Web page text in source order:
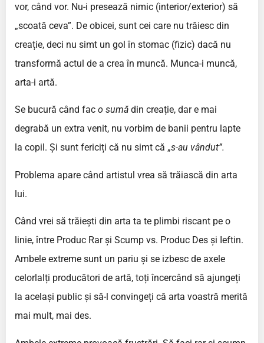
vor, când vor. Nu-i presează nimic (interior/exterior) să
„scoată ceva”. De obicei, sunt cei care nu trăiesc din
creație, deci nu simt un gol în stomac (fizic) dacă nu
transformă actul de a crea în muncă. Munca-i muncă,
arta-i artă.
Se bucură când fac o sumă din creație, dar e mai
degrabă un extra venit, nu vorbim de banii pentru lapte
la copil. Și sunt fericiți că nu simt că „s-au vândut”.
Problema apare când artistul vrea să trăiască din arta
lui.
Când vrei să trăiești din arta ta te plimbi riscant pe o
linie, între Produc Rar și Scump vs. Produc Des și Ieftin.
Ambele extreme sunt un pariu și se izbesc de axele
celorlalți producători de artă, toți încercând să ajungeți
la același public și să-l convingeți că arta voastră merită
mai mult, mai des.